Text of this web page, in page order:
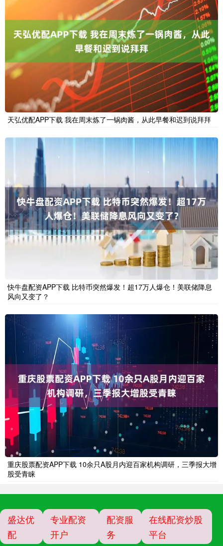
天弘优配APP下载 我在周末炼了一锅肉酱，从此早餐和迟到说拜拜
快牛盘配资APP下载 比特币突然爆发！超17万人爆仓！美联储降息
风向又变了？
重庆股票配资APP下载 10余只A股月内迎百家机构调研，三季报大增
股受青睐
盛达优
配
专业配资
开户
配资服
务
在线配资炒股
平台